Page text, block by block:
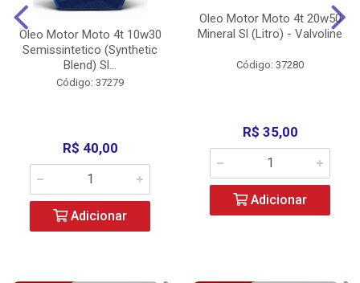
Oleo Motor Moto 4t 10w30
Semissintetico (Synthetic
Blend) Sl...
Código: 37279
R$ 40,00
Adicionar
Oleo Motor Moto 4t 20w50
Mineral Sl (Litro) - Valvoline
Código: 37280
R$ 35,00
Adicionar